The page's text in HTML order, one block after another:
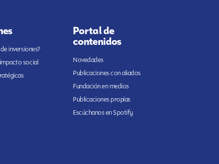
inversiones?
social
Portal de
contenidos
Novedades
Publicaciones con aliados
Fundación en medios
Publicaciones propias
Escúchanos en Spotify